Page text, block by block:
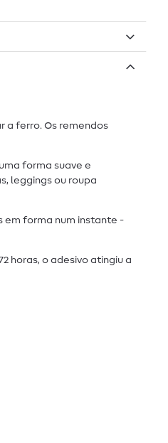
a ferro. Os remendos
forma suave e
leggings ou roupa
em forma num instante -
horas, o adesivo atingiu a